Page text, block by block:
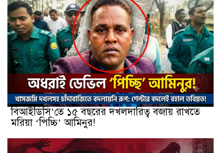
বিআইডিসি’তে ১৫ বছরের দখলদারিত্ব বজায় রাখতে
মরিয়া ‘পিচ্চি’ আমিনুর!